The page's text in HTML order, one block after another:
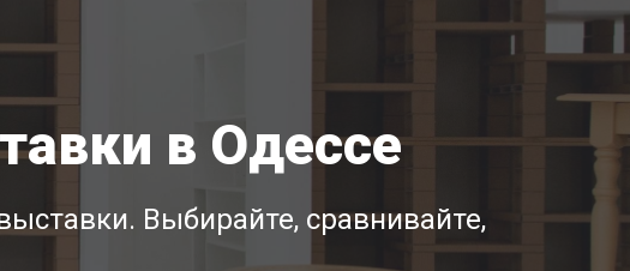
в Одессе
Выбирайте, сравнивайте,